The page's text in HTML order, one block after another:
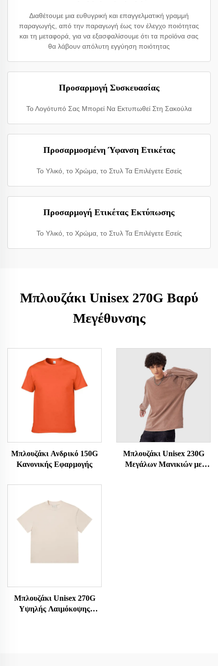
Διαθέτουμε μια ευθυγρική και επαγγελματική γραμμή
παραγωγής, από την παραγωγή έως τον έλεγχο ποιότητας
και τη μεταφορά, για να εξασφαλίσουμε ότι τα προϊόνα σας
θα λάβουν απόλυτη εγγύηση ποιότητας
Προσαρμογή Συσκευασίας
Το Λογότυπό Σας Μπορεί Να Εκτυπωθεί Στη Σακούλα
Προσαρμοσμένη Ύφανση Ετικέτας
Το Υλικό, το Χρώμα, το Στυλ Τα Επιλέγετε Εσείς
Προσαρμογή Ετικέτας Εκτύπωσης
Το Υλικό, το Χρώμα, το Στυλ Τα Επιλέγετε Εσείς
Μπλουζάκι Unisex 270G Βαρύ
Μεγέθυνσης
Μπλουζάκι Ανδρικό 150G
Κανονικής Εφαρμογής
Μπλουζάκι Unisex 230G
Μεγάλων Μανικιών με
Μπλουζάκι Unisex 270G
Υψηλής Λαιμόκοψης